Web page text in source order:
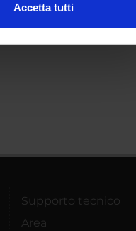
Accetta tutti
Supporto tecnico
Area